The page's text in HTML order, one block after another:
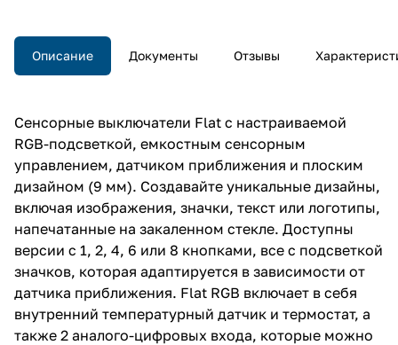
Описание Документы Отзывы
Сенсорные выключатели Flat с настраиваемой
RGB-подсветкой, емкостным сенсорным
управлением, датчиком приближения и плоским
дизайном (9 мм). Создавайте уникальные дизайны,
включая изображения, значки, текст или логотипы,
напечатанные на закаленном стекле. Доступны
версии с 1, 2, 4, 6 или 8 кнопками, все с подсветкой
значков, которая адаптируется в зависимости от
датчика приближения. Flat RGB включает в себя
внутренний температурный датчик и термостат, а
также 2 аналого-цифровых входа, которые можно